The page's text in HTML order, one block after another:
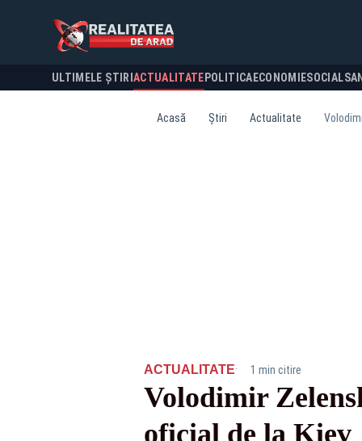
ULTIMELE ȘTIRI ACTUALITATE POLITICA ECONOMIESOCIAL
Acasă Știri Actualitate
ACTUALITATE· 1 min citire
Volodimir
oficial de la Kiev